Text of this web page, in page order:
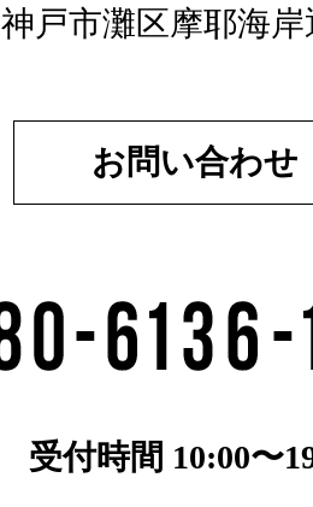
神戸市灘区摩耶海岸
お問い合わせ
受付時間 10:00〜